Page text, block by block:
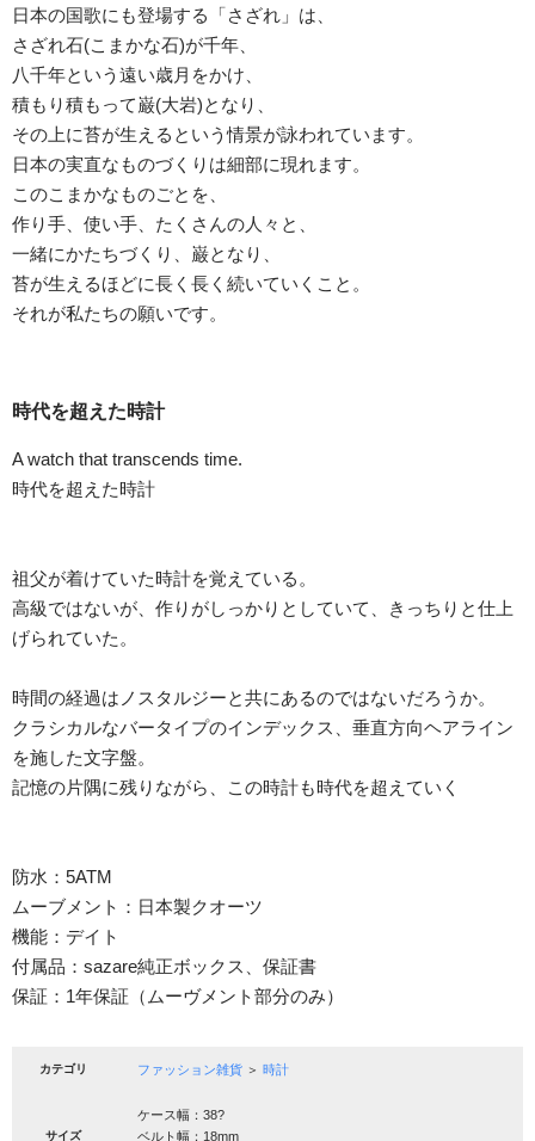
日本の国歌にも登場する「さざれ」は、
さざれ石(こまかな石)が千年、
八千年という遠い歳月をかけ、
積もり積もって巌(大岩)となり、
その上に苔が生えるという情景が詠われています。
日本の実直なものづくりは細部に現れます。
このこまかなものごとを、
作り手、使い手、たくさんの人々と、
一緒にかたちづくり、巌となり、
苔が生えるほどに長く長く続いていくこと。
それが私たちの願いです。
時代を超えた時計
A watch that transcends time.
時代を超えた時計
祖父が着けていた時計を覚えている。
高級ではないが、作りがしっかりとしていて、きっちりと仕上
げられていた。
時間の経過はノスタルジーと共にあるのではないだろうか。
クラシカルなバータイプのインデックス、垂直方向ヘアライン
を施した文字盤。
記憶の片隅に残りながら、この時計も時代を超えていく
防水：5ATM
ムーブメント：日本製クオーツ
機能：デイト
付属品：sazare純正ボックス、保証書
保証：1年保証（ムーヴメント部分のみ）
カテゴリ ファッション雑貨 ＞ 時計
サイズ
ケース幅：38?
ベルト幅：18mm